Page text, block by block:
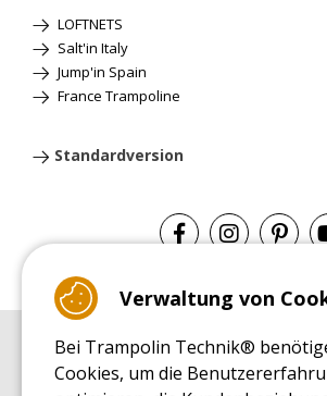
LOFTNETS
Salt'in Italy
Jump'in Spain
France Trampoline
Standardversion
EINKAUFSRATGEBER
Einkaufsratgeber
Verwaltung von
Bei Trampolin Technik®
Cookies, um die